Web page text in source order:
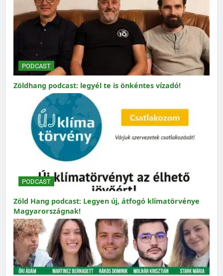
PODCAST
Zöldhang podcast: legyél te is önkéntes vízadó!
PODCAST
Zöld Hang podcast: Legyen új, átfogó klímatörvénye
Magyarországnak!